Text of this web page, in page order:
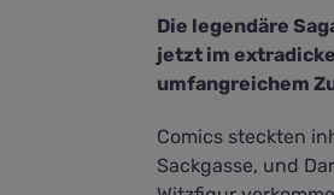
Die legendäre
jetzt im
umfangreichem
Comics steckten
Sackgasse, und